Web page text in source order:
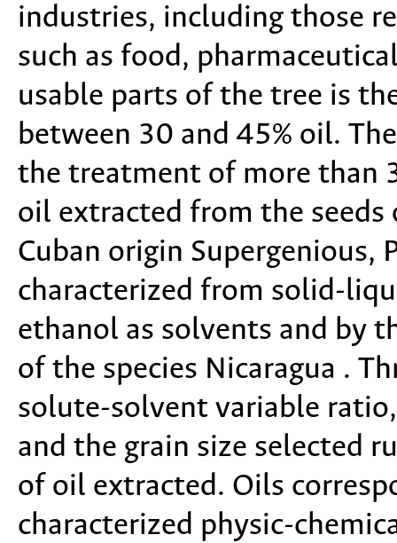
industries, including those
such as food,
usable parts of the tree is
between 30 and 45% oil.
the treatment of more than
oil extracted from the
Cuban origin Supergenious,
characterized from solid-
ethanol as solvents and by
of the species Nicaragua .
solute-solvent variable
and the grain size selected
of oil extracted. Oils
characterized physic-